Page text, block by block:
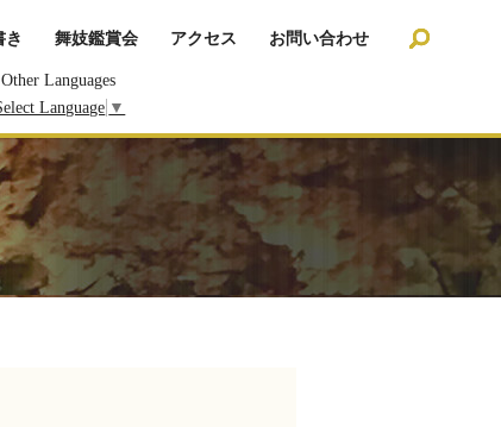
Languages
Language ▼
き 舞妓鑑賞会 アクセス お問い合わせ